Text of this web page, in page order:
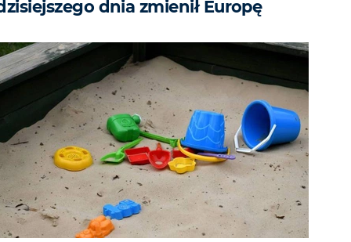
dnia zmienił Europę